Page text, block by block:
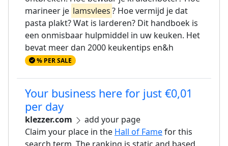
marineer je lamsvlees? Hoe vermijd je dat
pasta plakt? Wat is larderen? Dit handboek is
een onmisbaar hulpmiddel in uw keuken. Het
bevat meer dan 2000 keukentips en&h
% PER SALE
Your business here for just €0,01
per day
klezzer.com
add your page
Claim your place in the Hall of Famefor this